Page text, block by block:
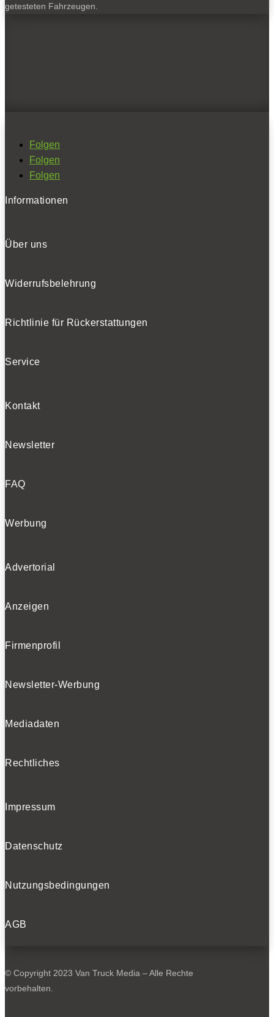
getesteten Fahrzeugen.
Folgen
Folgen
Folgen
Informationen
Über uns
Widerrufsbelehrung
Richtlinie für Rückerstattungen
Service
Kontakt
Newsletter
FAQ
Werbung
Advertorial
Anzeigen
Firmenprofil
Newsletter-Werbung
Mediadaten
Rechtliches
Impressum
Datenschutz
Nutzungsbedingungen
AGB
© Copyright 2023 Van Truck Media – Alle Rechte
vorbehalten.